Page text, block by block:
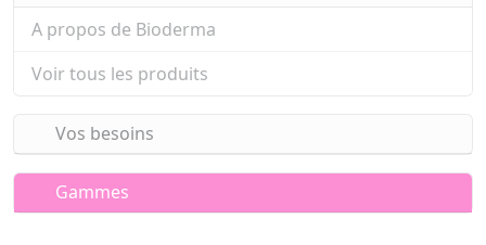
A propos de Bioderma
Voir tous les produits
Vos besoins
Gammes